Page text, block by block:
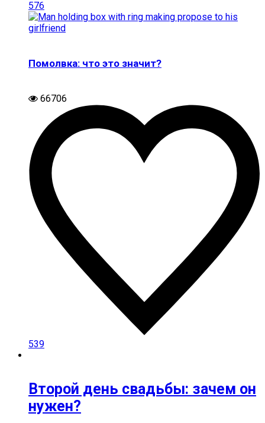
576
Помолвка: что это значит?
66706
539
Второй день свадьбы: зачем он
нужен?